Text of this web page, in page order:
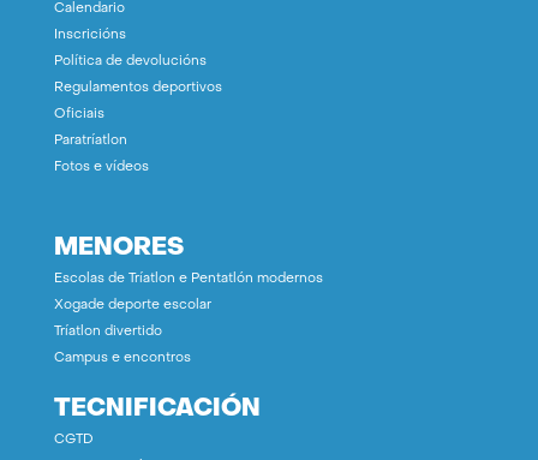
Calendario
Inscricións
Política de devolucións
Regulamentos deportivos
Oficiais
Paratríatlon
Fotos e vídeos
MENORES
Escolas de Tríatlon e Pentatlón modernos
Xogade deporte escolar
Tríatlon divertido
Campus e encontros
TECNIFICACIÓN
CGTD